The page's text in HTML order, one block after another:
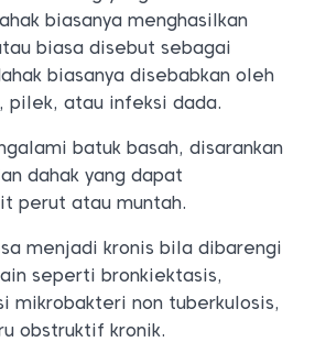
biasanya menghasilkan
biasa disebut sebagai
biasanya disebabkan oleh
pilek, atau infeksi dada.
batuk basah, disarankan
dahak yang dapat
perut atau muntah.
menjadi kronis bila dibarengi
seperti bronkiektasis,
mikrobakteri non tuberkulosis,
obstruktif kronik.